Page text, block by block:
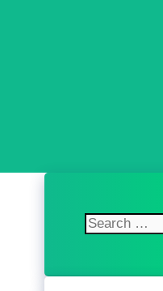
Search
for: